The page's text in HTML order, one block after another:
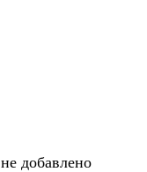
добавлено